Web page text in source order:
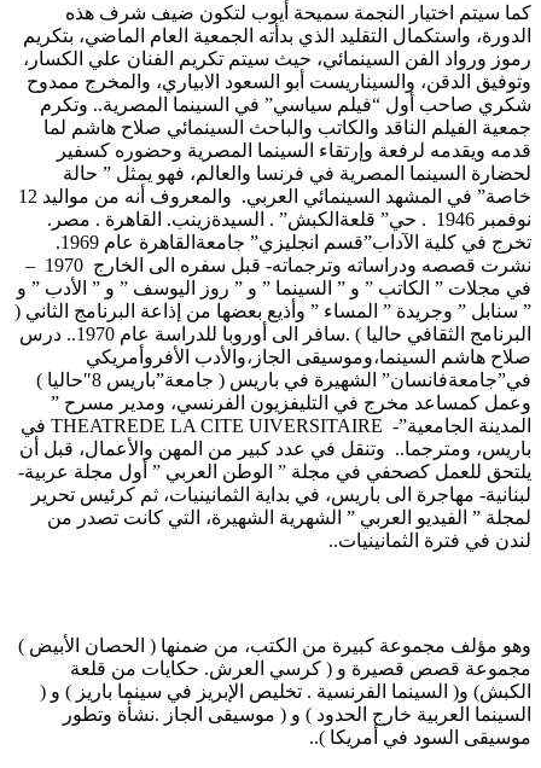
كما سيتم اختيار النجمة سميحة أيوب لتكون ضيف شرف هذه
الدورة، واستكمال التقليد الذي بدأته الجمعية العام الماضي، بتكريم
رموز ورواد الفن السينمائي، حيث سيتم تكريم الفنان علي الكسار،
وتوفيق الدقن، والسيناريست أبو السعود الابياري، والمخرج ممدوح
شكري صاحب أول “فيلم سياسي” في السينما المصرية.. وتكرم
جمعية الفيلم الناقد والكاتب والباحث السينمائي صلاح هاشم لما
قدمه ويقدمه لرفعة وإرتقاء السينما المصرية وحضوره كسفير
لحضارة السينما المصرية في فرنسا والعالم، فهو يمثل ” حالة
خاصة” في المشهد السينمائي العربي. والمعروف أنه من مواليد 12
نوفمبر 1946 . حي” قلعةالكبش” . السيدةزينب. القاهرة . مصر.
تخرج في كلية الآداب”قسم انجليزي” جامعةالقاهرة عام 1969.
نشرت قصصه ودراساته وترجماته- قبل سفره الى الخارج 1970 –
في مجلات ” الكاتب ” و ” السينما ” و ” روز اليوسف ” و ” الأدب ” و
” سنابل ” وجريدة ” المساء ” وأذيع بعضها من إذاعة البرنامج الثاني (
البرنامج الثقافي حاليا ) .سافر الى أوروبا للدراسة عام 1970.. درس
صلاح هاشم السينما،وموسيقى الجاز،والأدب الأفروأمريكي
في”جامعةفانسان” الشهيرة في باريس ( جامعة”باريس 8″حاليا )
وعمل كمساعد مخرج في التليفزيون الفرنسي، ومدير مسرح ”
المدينة الجامعية”- THEATREDE LA CITE UIVERSITAIRE في
باريس، ومترجما.. وتنقل في عدد كبير من المهن والأعمال، قبل أن
يلتحق للعمل كصحفي في مجلة ” الوطن العربي ” أول مجلة عربية-
لبنانية- مهاجرة الى باريس، في بداية الثمانينيات، ثم كرئيس تحرير
لمجلة ” الفيديو العربي ” الشهرية الشهيرة، التي كانت تصدر من
لندن في فترة الثمانينيات..
وهو مؤلف مجموعة كبيرة من الكتب، من ضمنها ( الحصان الأبيض )
مجموعة قصص قصيرة و ( كرسي العرش. حكايات من قلعة
الكبش) و( السينما الفرنسية . تخليص الإبريز في سينما باريز ) و (
السينما العربية خارج الحدود ) و ( موسيقى الجاز .نشأة وتطور
موسيقى السود في أمريكا )..